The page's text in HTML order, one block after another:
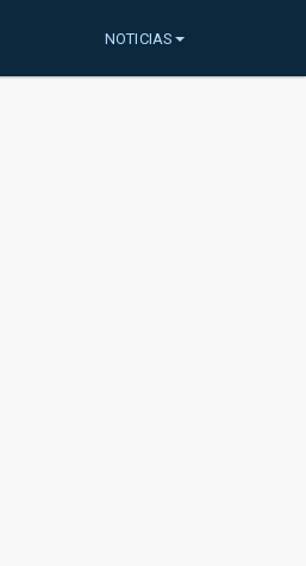
NOTICIAS